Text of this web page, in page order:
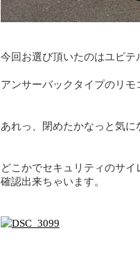
今回お選び頂いたのはユピテ
アンサーバックタイプのリモ
あれっ、閉めたかなっと気に
どこかでセキュリティのサ
確認出来ちゃいます。